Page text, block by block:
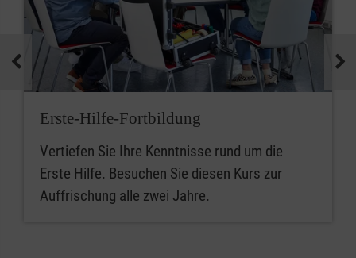
Erste-Hilfe-Fortbildung
Vertiefen Sie Ihre Kenntnisse rund um die
Erste Hilfe. Besuchen Sie diesen Kurs zur
Auffrischung alle zwei Jahre.